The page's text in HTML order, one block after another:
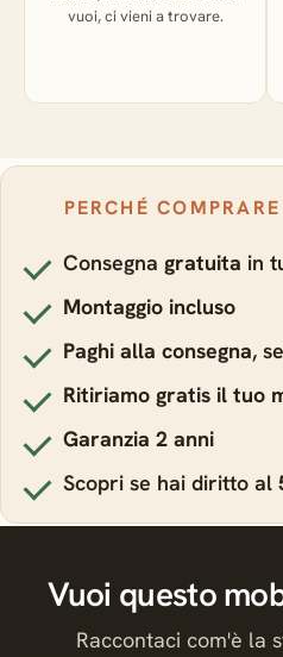
vuoi, ci vieni a trovare.
PERCHÉ
Consegna gratuita in
Montaggio incluso
Paghi alla consegna,
Ritiriamo gratis il tuo
Garanzia 2 anni
Scopri se hai diritto al
Vuoi questo
Raccontaci com'è la